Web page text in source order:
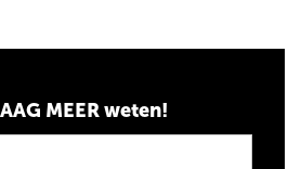
MEER weten!